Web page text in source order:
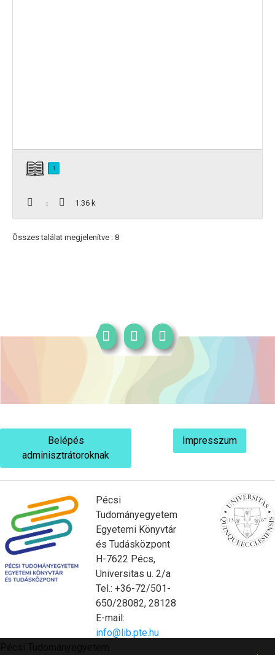
1
1.36 k
Összes találat megjelenítve : 8
Belépés
adminisztrátoroknak
Impresszum
Pécsi
Tudományegyetem
Egyetemi Könyvtár
és Tudásközpont
H-7622 Pécs,
Universitas u. 2/a
Tel.: +36-72/501-
650/28082, 28128
E-mail:
info@lib.pte.hu